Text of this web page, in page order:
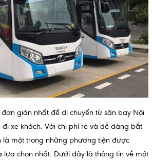
giản nhất để di chuyển từ sân bay Nội
xe khách. Với chi phí rẻ và dễ dàng bắt
là một trong những phương tiện được
lựa chọn nhất. Dưới đây là thông tin về một